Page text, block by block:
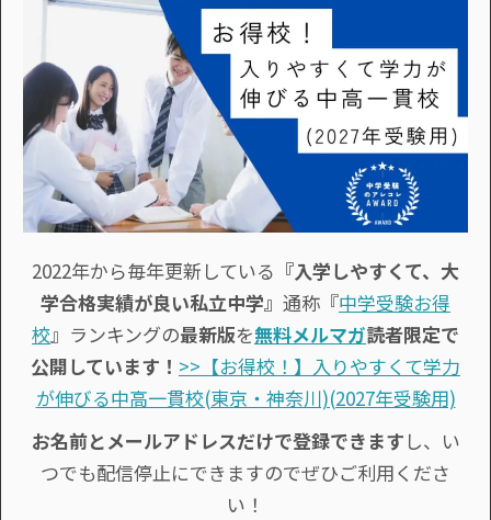
2022年から毎年更新している 『入学しやすくて、大
学合格実績が良い私立中学』 通称『中学受験お得
校』ランキングの最新版を無料メルマガ読者限定で
公開しています！ >>【お得校！】入りやすくて学力
が伸びる中高一貫校(東京・神奈川)(2027年受験用)
お名前とメールアドレスだけで登録できます し、い
つでも配信停止にできますのでぜひご利用くださ
い！